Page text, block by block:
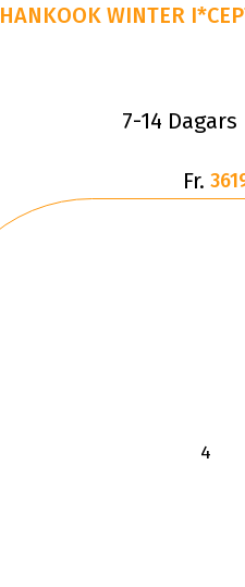
HANKOOK WINTER
7-14
Fr.